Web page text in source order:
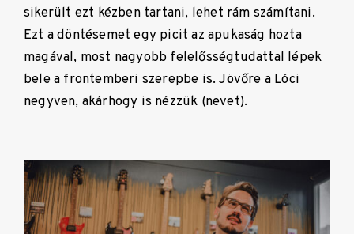
sikerült ezt kézben tartani, lehet rám számítani.
Ezt a döntésemet egy picit az apukaság hozta
magával, most nagyobb felelősségtudattal lépek
bele a frontemberi szerepbe is. Jövőre a Lóci
negyven, akárhogy is nézzük (nevet).